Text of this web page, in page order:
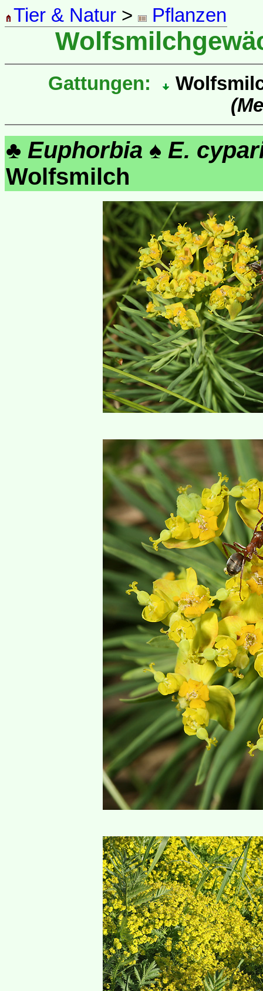
Tier & Natur > Pflanzen
Gattungen:
♣ Euphorbia ♠ E.
Wolfsmilch